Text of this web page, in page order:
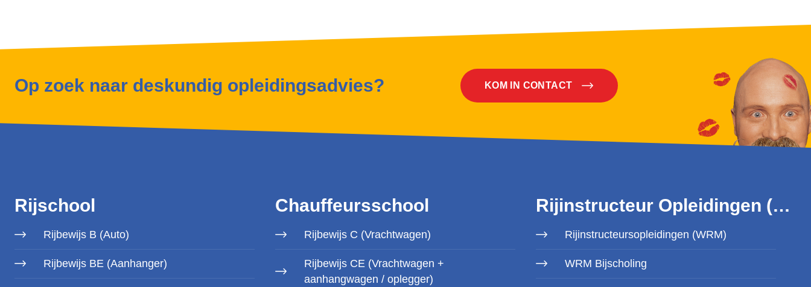
Op zoek naar deskundig opleidingsadvies? KOM IN CONTACT
Rijschool
Rijbewijs B (Auto)
Rijbewijs BE (Aanhanger)
Chauffeursschool
Rijbewijs C (Vrachtwagen)
Rijbewijs CE (Vrachtwagen +
aanhangwagen / oplegger)
Rijinstructeur Opleidingen (WRM)
Rijinstructeursopleidingen (WRM)
WRM Bijscholing